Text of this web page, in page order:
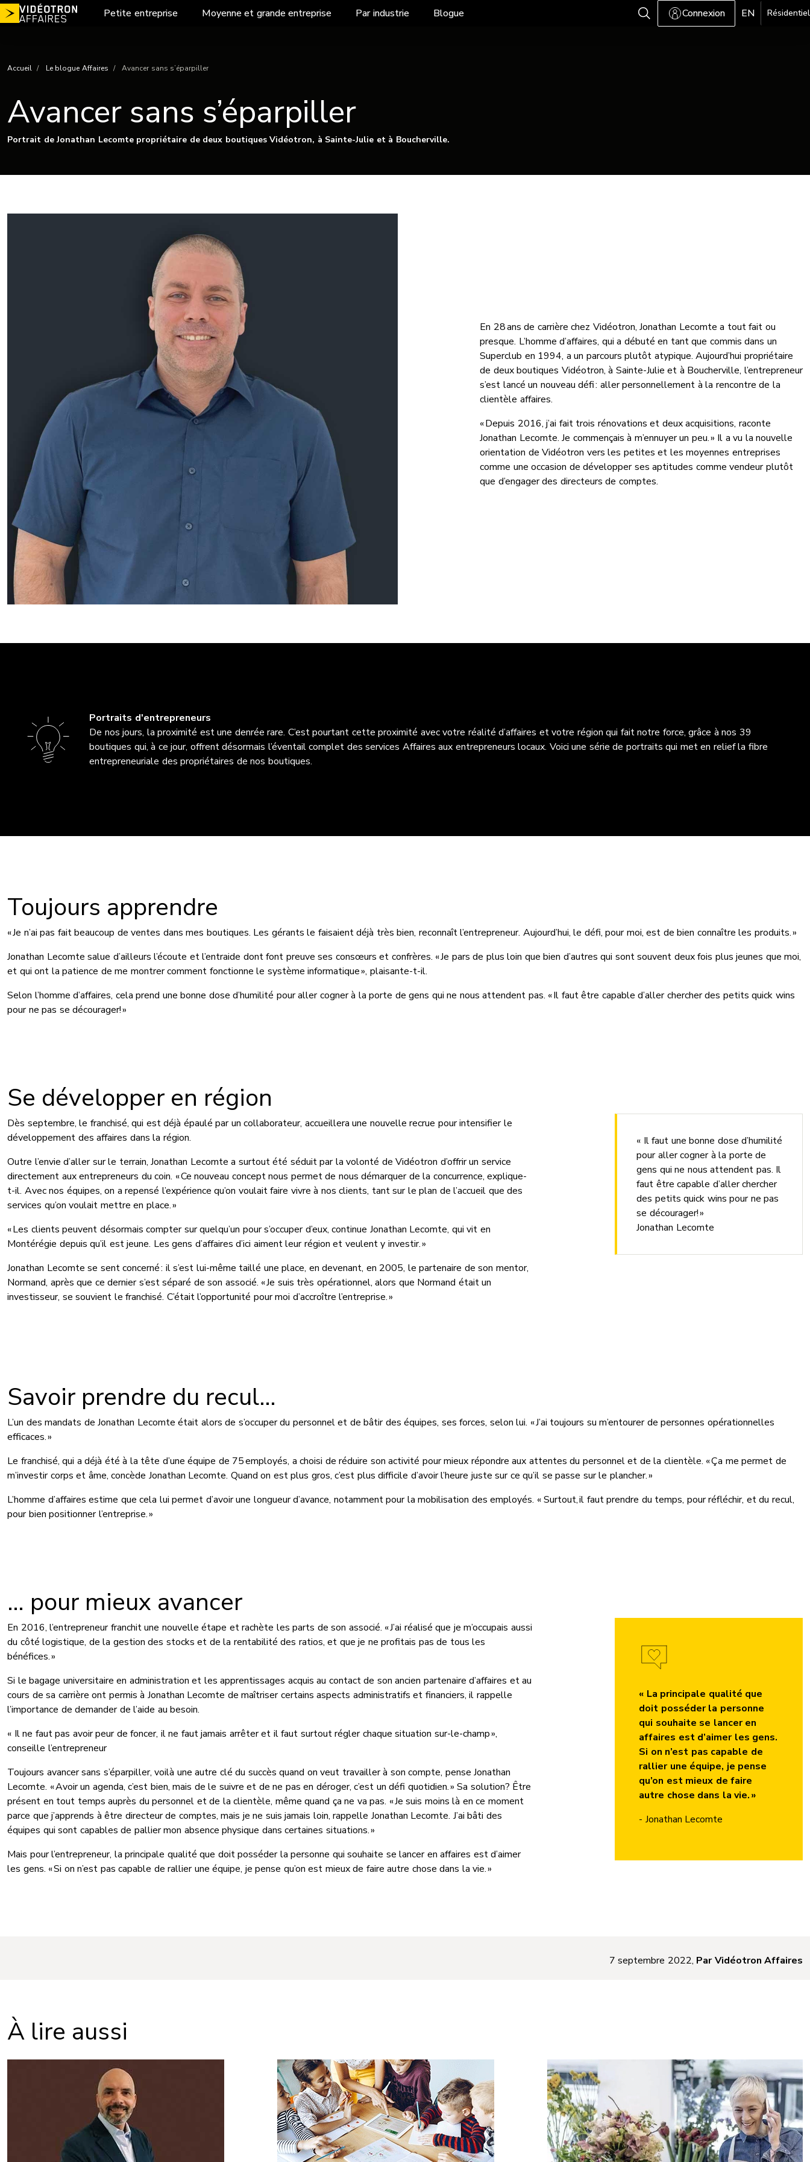
Aller
au
Petite entreprise Moyenne et grande entreprise Par industrie Blogue Connexion EN Résidentiel
Accueil Le blogue Affaires Avancer sans s’éparpiller
Avancer sans s’éparpiller
Portrait de Jonathan Lecomte propriétaire de deux boutiques Vidéotron, à Sainte-Julie et à Boucherville.
En 28 ans de carrière chez Vidéotron, Jonathan Lecomte a tout fait ou
presque. L’homme d’affaires, qui a débuté en tant que commis dans un
Superclub en 1994, a un parcours plutôt atypique. Aujourd’hui propriétaire
de deux boutiques Vidéotron, à Sainte-Julie et à Boucherville, l’entrepreneur
s’est lancé un nouveau défi : aller personnellement à la rencontre de la
clientèle affaires.
« Depuis 2016, j’ai fait trois rénovations et deux acquisitions, raconte
Jonathan Lecomte. Je commençais à m’ennuyer un peu. » Il a vu la nouvelle
orientation de Vidéotron vers les petites et les moyennes entreprises
comme une occasion de développer ses aptitudes comme vendeur plutôt
que d’engager des directeurs de comptes.
Portraits d'entrepreneurs
De nos jours, la proximité est une denrée rare. C’est pourtant cette proximité avec votre réalité d’affaires et votre région qui fait notre force, grâce à nos 39
boutiques qui, à ce jour, offrent désormais l’éventail complet des services Affaires aux entrepreneurs locaux. Voici une série de portraits qui met en relief la fibre
entrepreneuriale des propriétaires de nos boutiques.
Toujours apprendre
« Je n’ai pas fait beaucoup de ventes dans mes boutiques. Les gérants le faisaient déjà très bien, reconnaît l’entrepreneur. Aujourd’hui, le défi, pour moi, est de bien connaître les produits. »
Jonathan Lecomte salue d’ailleurs l’écoute et l’entraide dont font preuve ses consœurs et confrères. « Je pars de plus loin que bien d’autres qui sont souvent deux fois plus jeunes que moi,
et qui ont la patience de me montrer comment fonctionne le système informatique », plaisante-t-il.
Selon l’homme d’affaires, cela prend une bonne dose d’humilité pour aller cogner à la porte de gens qui ne nous attendent pas. « Il faut être capable d’aller chercher des petits quick wins
pour ne pas se décourager! »
Se développer en région
Dès septembre, le franchisé, qui est déjà épaulé par un collaborateur, accueillera une nouvelle recrue pour intensifier le
développement des affaires dans la région.
Outre l’envie d’aller sur le terrain, Jonathan Lecomte a surtout été séduit par la volonté de Vidéotron d’offrir un service
directement aux entrepreneurs du coin. « Ce nouveau concept nous permet de nous démarquer de la concurrence, explique-
t-il. Avec nos équipes, on a repensé l’expérience qu’on voulait faire vivre à nos clients, tant sur le plan de l’accueil que des
services qu’on voulait mettre en place. »
« Les clients peuvent désormais compter sur quelqu’un pour s’occuper d’eux, continue Jonathan Lecomte, qui vit en
Montérégie depuis qu’il est jeune. Les gens d’affaires d’ici aiment leur région et veulent y investir. »
Jonathan Lecomte se sent concerné : il s’est lui-même taillé une place, en devenant, en 2005, le partenaire de son mentor,
Normand, après que ce dernier s’est séparé de son associé. « Je suis très opérationnel, alors que Normand était un
investisseur, se souvient le franchisé. C’était l’opportunité pour moi d’accroître l’entreprise. »
« Il faut une bonne dose d’humilité
pour aller cogner à la porte de
gens qui ne nous attendent pas. Il
faut être capable d’aller chercher
des petits quick wins pour ne pas
se décourager! »
Jonathan Lecomte
Savoir prendre du recul…
L’un des mandats de Jonathan Lecomte était alors de s’occuper du personnel et de bâtir des équipes, ses forces, selon lui. « J’ai toujours su m’entourer de personnes opérationnelles
efficaces. »
Le franchisé, qui a déjà été à la tête d’une équipe de 75 employés, a choisi de réduire son activité pour mieux répondre aux attentes du personnel et de la clientèle. « Ça me permet de
m’investir corps et âme, concède Jonathan Lecomte. Quand on est plus gros, c’est plus difficile d’avoir l’heure juste sur ce qu’il se passe sur le plancher. »
L’homme d’affaires estime que cela lui permet d’avoir une longueur d’avance, notamment pour la mobilisation des employés. « Surtout, il faut prendre du temps, pour réfléchir, et du recul,
pour bien positionner l’entreprise. »
… pour mieux avancer
En 2016, l’entrepreneur franchit une nouvelle étape et rachète les parts de son associé. « J’ai réalisé que je m’occupais aussi
du côté logistique, de la gestion des stocks et de la rentabilité des ratios, et que je ne profitais pas de tous les
bénéfices. »
Si le bagage universitaire en administration et les apprentissages acquis au contact de son ancien partenaire d’affaires et au
cours de sa carrière ont permis à Jonathan Lecomte de maîtriser certains aspects administratifs et financiers, il rappelle
l’importance de demander de l’aide au besoin.
« Il ne faut pas avoir peur de foncer, il ne faut jamais arrêter et il faut surtout régler chaque situation sur-le-champ »,
conseille l’entrepreneur
Toujours avancer sans s’éparpiller, voilà une autre clé du succès quand on veut travailler à son compte, pense Jonathan
Lecomte. « Avoir un agenda, c’est bien, mais de le suivre et de ne pas en déroger, c’est un défi quotidien. » Sa solution? Être
présent en tout temps auprès du personnel et de la clientèle, même quand ça ne va pas. « Je suis moins là en ce moment
parce que j’apprends à être directeur de comptes, mais je ne suis jamais loin, rappelle Jonathan Lecomte. J’ai bâti des
équipes qui sont capables de pallier mon absence physique dans certaines situations. »
Mais pour l’entrepreneur, la principale qualité que doit posséder la personne qui souhaite se lancer en affaires est d’aimer
les gens. « Si on n’est pas capable de rallier une équipe, je pense qu’on est mieux de faire autre chose dans la vie. »
« La principale qualité que
doit posséder la personne
qui souhaite se lancer en
affaires est d’aimer les gens.
Si on n’est pas capable de
rallier une équipe, je pense
qu’on est mieux de faire
autre chose dans la vie. »
- Jonathan Lecomte
7 septembre 2022, Par Vidéotron Affaires
À lire aussi